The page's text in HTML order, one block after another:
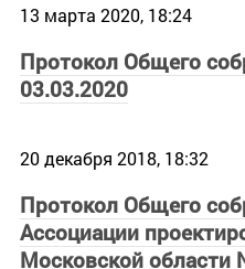
13 марта 2020, 18:24
Протокол Общего
03.03.2020
20 декабря 2018, 18:32
Протокол Общего
Ассоциации
Московской области